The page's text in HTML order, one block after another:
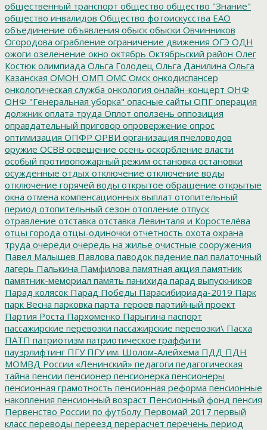
общественный транспорт общество общество "Знание"
общество инвалидов Общество фотоискусства ЕАО
объединение объявления обыск обыски Овчинников
Огородова ограбление ограничение движения ОГЭ ОДН
ожоги озеленение окно октябрь Октябрьский район Олег
Костюк олимпиада Ольга Голодец Ольга Данилина Ольга
Казанская ОМОН ОМП ОМС Омск онкодиспансер
онкологическая служба онкология онлайн-концерт ОНФ
ОНФ "Генеральная уборка" опасные сайты ОПГ операция
должник оплата труда Оплот оползень оппозиция
оправдательный приговор опровержение опрос
оптимизация ОПФР ОРВИ организация пчеловодов
оружие ОСВВ освещение осень оскорбление власти
особый противопожарный режим остановка остановки
осужденные отдых отключение отключение воды
отключение горячей воды открытое обращение открытые
окна отмена компенсационных выплат отопительный
период отопительный сезон отопление отпуск
отравление отставка отставка Левинталя и Коростелёва
отцы города отцы-одиночки отчетность охота охрана
труда очереди очередь на жилье очистные сооружения
Павел Малышев Павлова паводок падение пал палаточный
лагерь Палькина Памфилова памятная акция памятник
памятник-мемориал память панихида парад выпускников
Парад колясок Парад Победы Парасибириада-2019 Парк
парк Весна парковка парта_героев партийный проект
Партия Роста Пархоменко Парыгина паспорт
пассажирские перевозки пассажирские перевозки\ Пасха
ПАТП патриотизм патриотическое граффити
пауэрлифтинг ПГУПГУ им. Шолом-Алейхема ПДД ПДН
МОМВД России «Ленинский» педагоги педагогическая
тайна пенсии пенсионер пенсионерка пенсионеры
пенсионная грамотность пенсионная реформа пенсионные
накопления пенсионный возраст Пенсионный фонд пенсия
Первенство России по футболу Первомай 2017 первый
класс переводы переезд перерасчет перечень период